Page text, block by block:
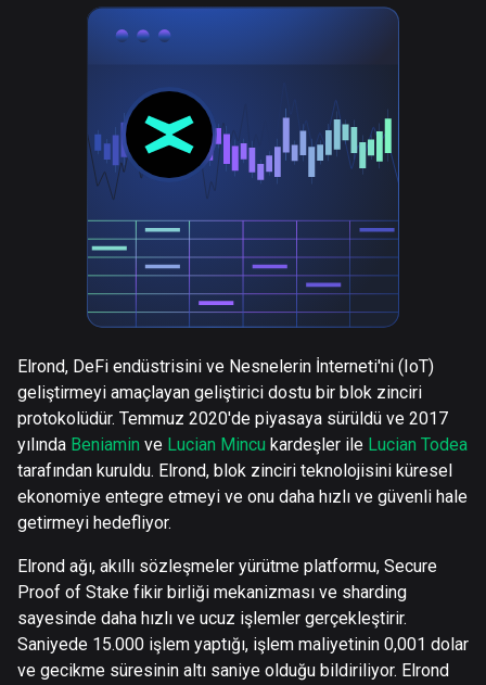
Elrond, DeFi endüstrisini ve Nesnelerin İnterneti'ni (IoT)
geliştirmeyi amaçlayan geliştirici dostu bir blok zinciri
protokolüdür. Temmuz 2020'de piyasaya sürüldü ve 2017
yılında Beniamin ve Lucian Mincu kardeşler ile Lucian Todea
tarafından kuruldu. Elrond, blok zinciri teknolojisini küresel
ekonomiye entegre etmeyi ve onu daha hızlı ve güvenli hale
getirmeyi hedefliyor.
Elrond ağı, akıllı sözleşmeler yürütme platformu, Secure
Proof of Stake fikir birliği mekanizması ve sharding
sayesinde daha hızlı ve ucuz işlemler gerçekleştirir.
Saniyede 15.000 işlem yaptığı, işlem maliyetinin 0,001 dolar
ve gecikme süresinin altı saniye olduğu bildiriliyor. Elrond